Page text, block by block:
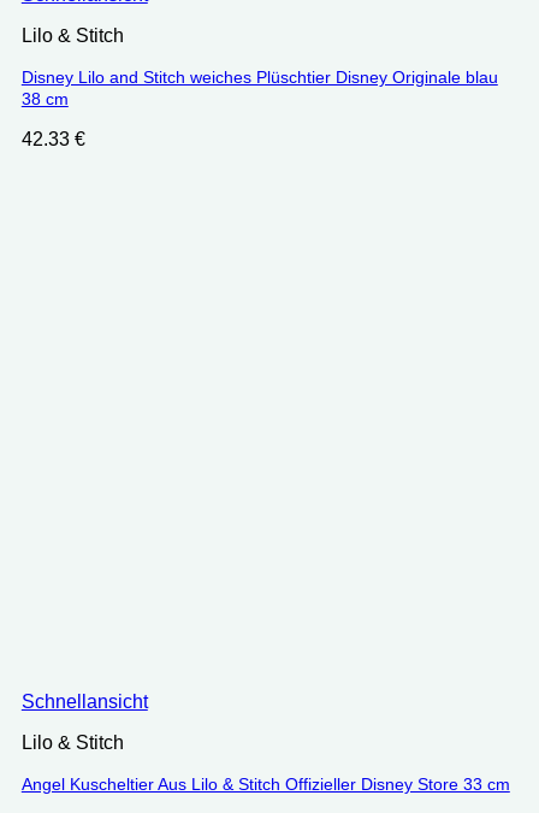
Lilo & Stitch
Disney Lilo and Stitch weiches Plüschtier Disney Originale blau
38 cm
42.33 €
Schnellansicht
Lilo & Stitch
Angel Kuscheltier Aus Lilo & Stitch Offizieller Disney Store 33 cm